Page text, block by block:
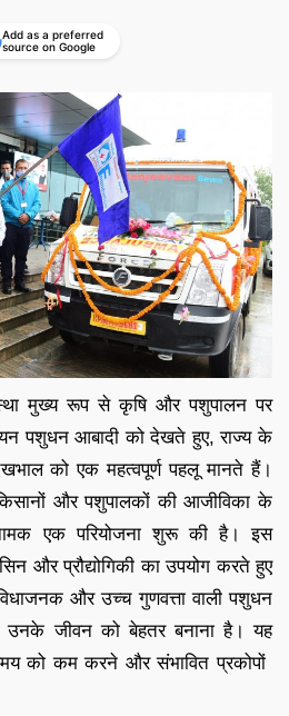
Add as a preferred
source on Google
मुख्य रूप से कृषि और पशुपालन पर
पशुधन आबादी को देखते हुए, राज्य के
को एक महत्वपूर्ण पहलू मानते हैं।
और पशुपालकों की आजीविका के
एक परियोजना शुरू की है। इस
और प्रौद्योगिकी का उपयोग करते हुए
और उच्च गुणवत्ता वाली पशुधन
उनके जीवन को बेहतर बनाना है। यह
को कम करने और संभावित प्रकोपों